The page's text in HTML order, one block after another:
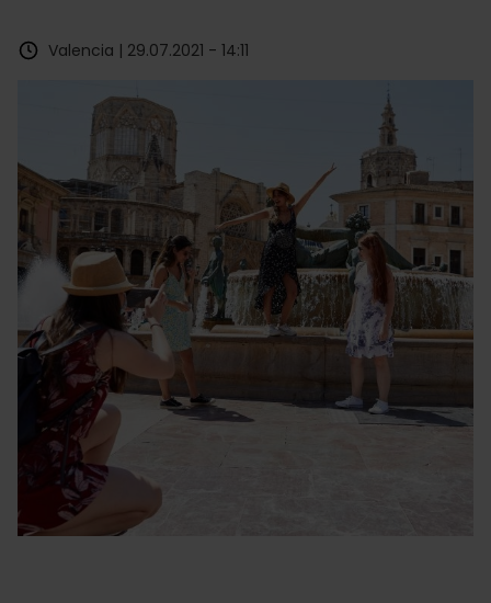
Valencia | 29.07.2021 - 14:11